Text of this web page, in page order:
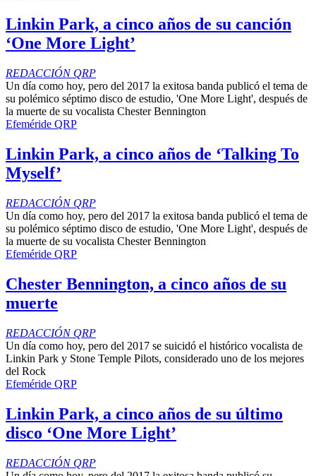
Linkin Park, a cinco años de su canción
‘One More Light’
REDACCIÓN QRP
Un día como hoy, pero del 2017 la exitosa banda publicó el tema de
su polémico séptimo disco de estudio, 'One More Light', después de
la muerte de su vocalista Chester Bennington
Efeméride QRP
Linkin Park, a cinco años de ‘Talking To
Myself’
REDACCIÓN QRP
Un día como hoy, pero del 2017 la exitosa banda publicó el tema de
su polémico séptimo disco de estudio, 'One More Light', después de
la muerte de su vocalista Chester Bennington
Efeméride QRP
Chester Bennington, a cinco años de su
muerte
REDACCIÓN QRP
Un día como hoy, pero del 2017 se suicidó el histórico vocalista de
Linkin Park y Stone Temple Pilots, considerado uno de los mejores
del Rock
Efeméride QRP
Linkin Park, a cinco años de su último
disco ‘One More Light’
REDACCIÓN QRP